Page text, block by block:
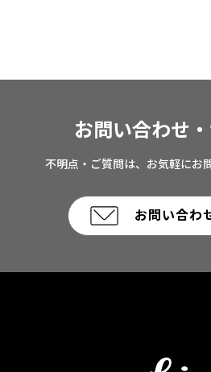
お問い合わせ
不明点・ご質問は、お気軽にお
お問い合わ